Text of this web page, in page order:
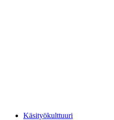
Käsityökulttuuri